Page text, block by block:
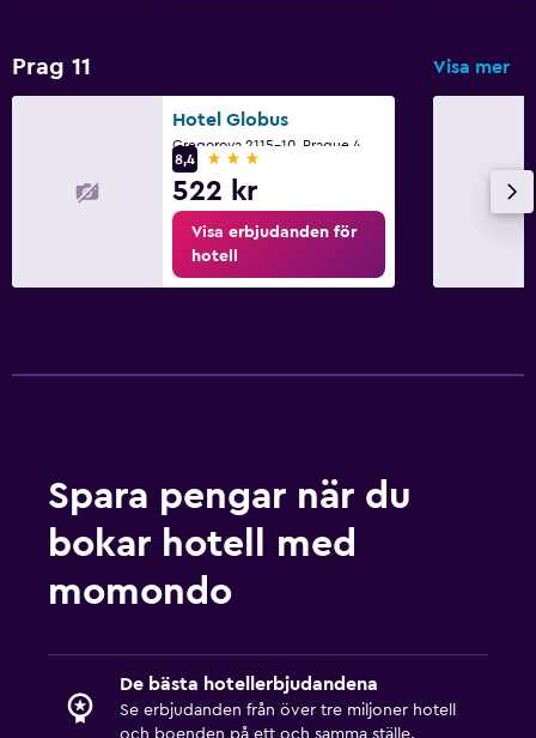
Prag 11 Visa mer
Hotel Globus
8,4
3 stjärnor
522 kr
Visa erbjudanden för
hotell
Spara pengar när du
bokar hotell med
momondo
De bästa hotellerbjudandena
Se erbjudanden från över tre miljoner hotell
och boenden på ett och samma ställe.